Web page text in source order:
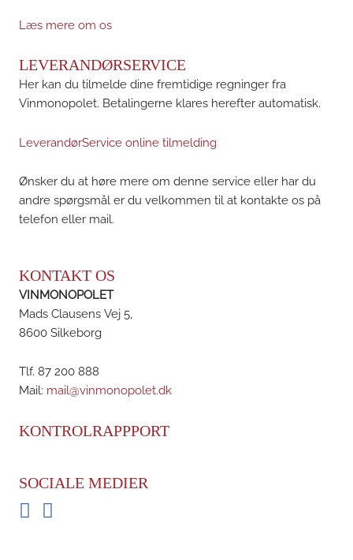
Læs mere om os
LEVERANDØRSERVICE
Her kan du tilmelde dine fremtidige regninger fra
Vinmonopolet. Betalingerne klares herefter automatisk.
LeverandørService online tilmelding
Ønsker du at høre mere om denne service eller har du
andre spørgsmål er du velkommen til at kontakte os på
telefon eller mail.
KONTAKT OS
VINMONOPOLET
Mads Clausens Vej 5,
8600 Silkeborg
Tlf. 87 200 888
Mail: mail@vinmonopolet.dk
KONTROLRAPPPORT
SOCIALE MEDIER
FacebookInstagram